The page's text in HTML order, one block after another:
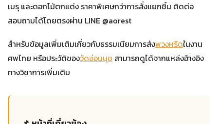
เมรุ และดอกไม้ตกแต่ง ราคาพิเศษกว่าการสั่งแยกชิ้น ติดต่อ
สอบถามได้โดยตรงผ่าน LINE @aorest
สำหรับข้อมูลเพิ่มเติมเกี่ยวกับธรรมเนียมการส่งพวงหรีดในงาน
ศพไทย หรือประวัติของวัดอ่อนนุช สามารถดูได้จากแหล่งอ้างอิง
ทางวิชาการเพิ่มเติม